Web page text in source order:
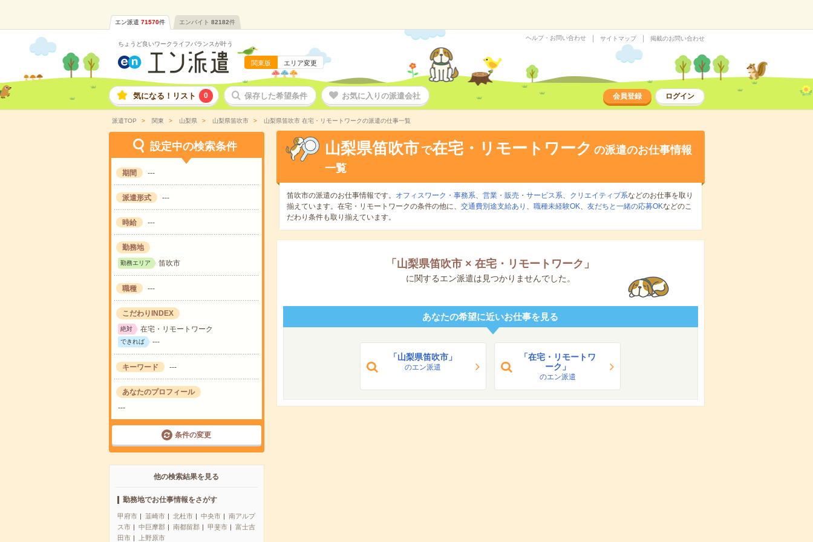
エン派遣 71570件 エンバイト 82182件
ちょうど良いワークライフバランスが叶う
関東版 エリア変更
ヘルプ・お問い合わせ サイトマップ 掲載のお問い合わせ
気になる！リスト 0 保存した希望条件 お気に入りの派遣会社 会員登録 ログイン
派遣TOP 関東 山梨県 山梨県笛吹市 山梨県笛吹市 在宅・リモートワークの派遣の仕事一覧
設定中の検索条件
期間 ---
派遣形式 ---
時給 ---
勤務地
勤務エリア 笛吹市
職種 ---
こだわりINDEX
絶対 在宅・リモートワーク
できれば ---
キーワード ---
あなたのプロフィール
---
条件の変更
他の検索結果を見る
勤務地でお仕事情報をさがす
甲府市 韮崎市 北杜市 中央市
南アルプ
ス市
中巨摩郡 南都留郡 甲斐市
富士吉
田市
上野原市
山梨県笛吹市 で在宅・リモートワーク の派遣のお仕事情報
一覧
笛吹市の派遣のお仕事情報です。 オフィスワーク・事務系、 営業・販売・サービス系、 クリエイティブ系などのお仕事を取り
揃えています。在宅・リモートワークの条件の他に、 交通費別途支給あり 、 職種未経験OK、 友だちと一緒の応募OKなどのこ
だわり条件も取り揃えています。
「 山梨県笛吹市 × 在宅・リモートワーク 」
に関するエン派遣は見つかりませんでした。
あなたの希望に近いお仕事を見る
「山梨県笛吹市」
のエン派遣
「在宅・リモートワ
ーク」
のエン派遣